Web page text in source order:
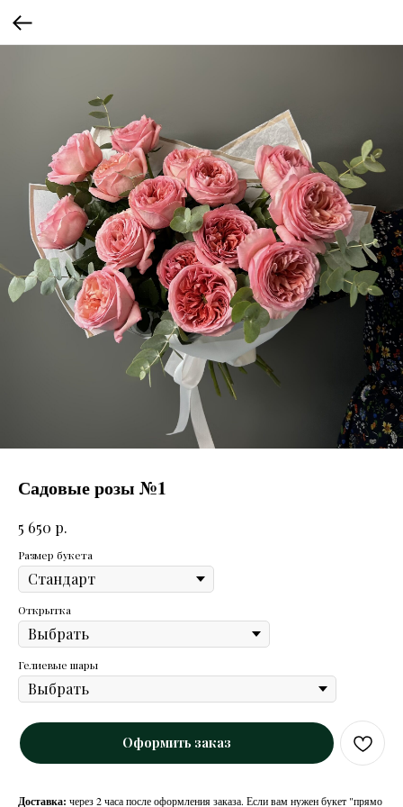
Садовые розы №1
5 650 р.
Размер букета
Открытка
Гелиевые шары
Оформить заказ
Доставка: через 2 часа после оформления заказа. Если вам нужен букет "прямо